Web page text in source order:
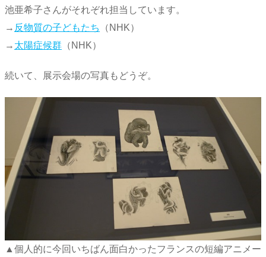
池亜希子さんがそれぞれ担当しています。
→ 反物質の子どもたち
（NHK）
→ 太陽症候群 （NHK）
続いて、展示会場の写真もどうぞ。
▲個人的に今回いちばん面白かったフランスの短編アニメー